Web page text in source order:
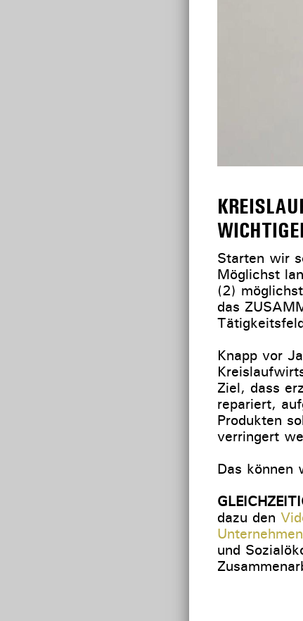
Starten wir
Möglichst
(2)
das
Knapp vor
Ziel, dass
repariert,
Produkten
verringert
Das können
dazu den
und